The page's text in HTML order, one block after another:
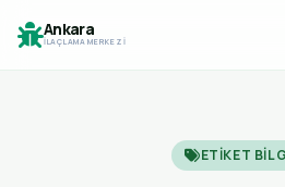
Ankara
İLAÇLAMA MERKEZI
ETIKET